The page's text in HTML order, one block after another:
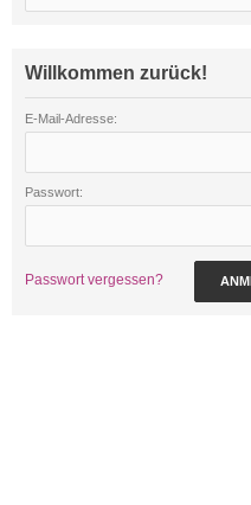
Willkommen zurück!
E-Mail-Adresse:
Passwort:
Passwort vergessen?